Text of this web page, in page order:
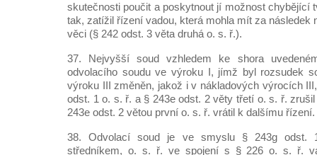
skutečnosti poučit a poskytnout jí možnost chybějící
tak, zatížil řízení vadou, která mohla mít za následek
věci (§ 242 odst. 3 věta druhá o. s. ř.).
37. Nejvyšší soud vzhledem ke shora
odvolacího soudu ve výroku I, jímž byl rozsudek
výroku III změněn, jakož i v nákladových výrocích
odst. 1 o. s. ř. a § 243e odst. 2 věty třetí o. s. ř.
243e odst. 2 větou první o. s. ř. vrátil k dalšímu řízení.
38. Odvolací soud je ve smyslu § 243g odst.
středníkem, o. s. ř. ve spojení s § 226 o. s. ř.